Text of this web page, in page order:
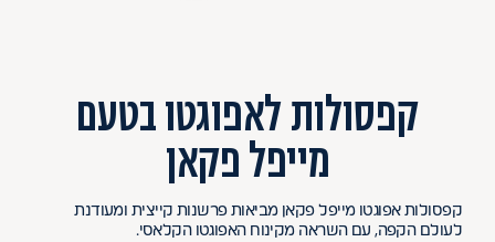
קפסולות לאפוגטו בטעם
מייפל פקאן
קפסולות אפוגטו מייפל פקאן מביאות פרשנות קייצית ומעודנת
לעולם הקפה, עם השראה מקינוח האפוגטו הקלאסי.